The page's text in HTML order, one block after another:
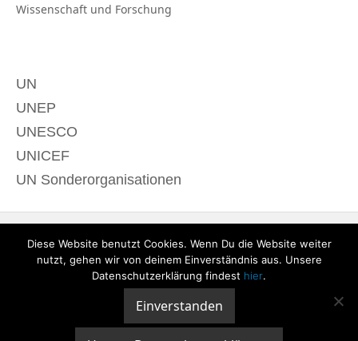
Wissenschaft und Forschung
UN
UNEP
UNESCO
UNICEF
UN Sonderorganisationen
Diese Website benutzt Cookies. Wenn Du die Website weiter
nutzt, gehen wir von deinem Einverständnis aus. Unsere
Datenschutzerklärung findest hier.
Einverstanden